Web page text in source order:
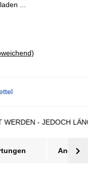
...
- JEDOCH LÄNGERE
Angebot